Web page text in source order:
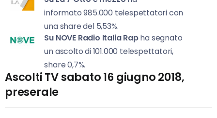
informato 985.000 telespettatori con
una share del 5,53%.
Su NOVE Radio Italia Rapha segnato
un ascolto di 101.000 telespettatori,
share 0,7%.
Ascolti TV sabato 16 giugno 2018,
preserale